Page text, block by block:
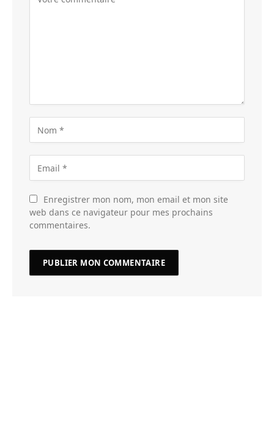
Enregistrer mon nom, mon email et mon site
web dans ce navigateur pour mes prochains
commentaires.